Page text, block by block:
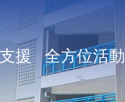
援 全方位活動